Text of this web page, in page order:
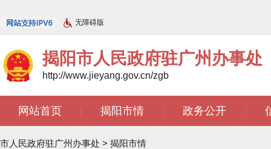
无障碍版
揭阳市人民政府驻广州办事处
http://www.jieyang.gov.cn/zgb
网站首页 揭阳市情 政务公开
文苑天地 |
市人民政府驻广州办事处 > 揭阳市情